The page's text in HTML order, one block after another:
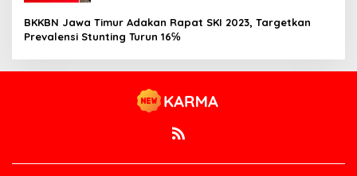
BKKBN Jawa Timur Adakan Rapat SKI 2023, Targetkan
Prevalensi Stunting Turun 16℅